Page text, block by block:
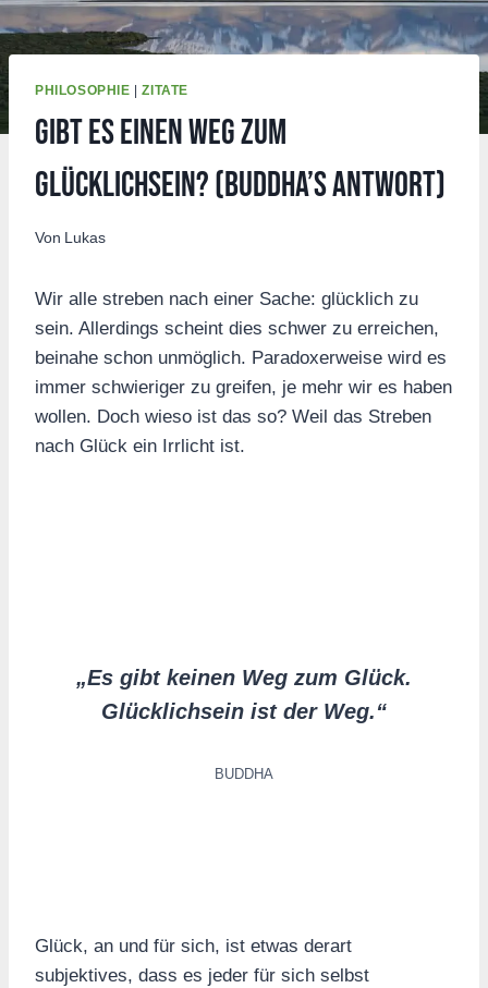
PHILOSOPHIE |ZITATE
Gibt es einen Weg zum
Glücklichsein? (Buddha’s Antwort)
Von Lukas
Wir alle streben nach einer Sache: glücklich zu
sein. Allerdings scheint dies schwer zu erreichen,
beinahe schon unmöglich. Paradoxerweise wird es
immer schwieriger zu greifen, je mehr wir es haben
wollen. Doch wieso ist das so? Weil das Streben
nach Glück ein Irrlicht ist.
„Es gibt keinen Weg zum Glück.
Glücklichsein ist der Weg.“
BUDDHA
Glück, an und für sich, ist etwas derart
subjektives, dass es jeder für sich selbst